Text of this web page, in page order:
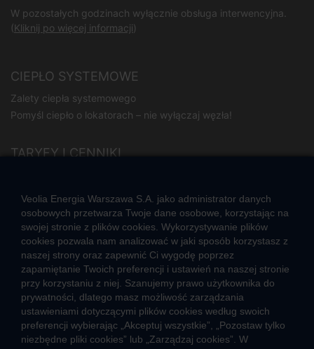
W pozostałych godzinach wyłącznie obsługa interwencyjna.
(Kliknij po więcej informacji)
CIEPŁO SYSTEMOWE
Zalety ciepła systemowego
Pomyśl ciepło o lokatorach – nie wyłączaj węzła!
TARYFY I CENNIKI
JAK POWSTAJE CIEPŁO
Mapa sieci ciepłowniczej
Co to jest kogeneracja
Veolia Energia Warszawa S.A. jako administrator danych
osobowych przetwarza Twoje dane osobowe, korzystając na
swojej stronie z plików cookies. Wykorzystywanie plików
cookies pozwala nam analizować w jaki sposób korzystasz z
naszej strony oraz zapewnić Ci wygodę poprzez
zapamiętanie Twoich preferencji i ustawień na naszej stronie
przy korzystaniu z niej. Szanujemy prawo użytkownika do
prywatności, dlatego masz możliwość zarządzania
ustawieniami dotyczącymi plików cookies według swoich
preferencji wybierając „Akceptuj wszystkie”, „Pozostaw tylko
niezbędne pliki cookies” lub „Zarządzaj cookies”. W